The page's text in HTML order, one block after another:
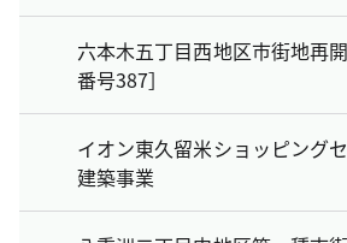
六本木五丁目西地区市街地再
番号387］
イオン東久留米ショッピング
建築事業